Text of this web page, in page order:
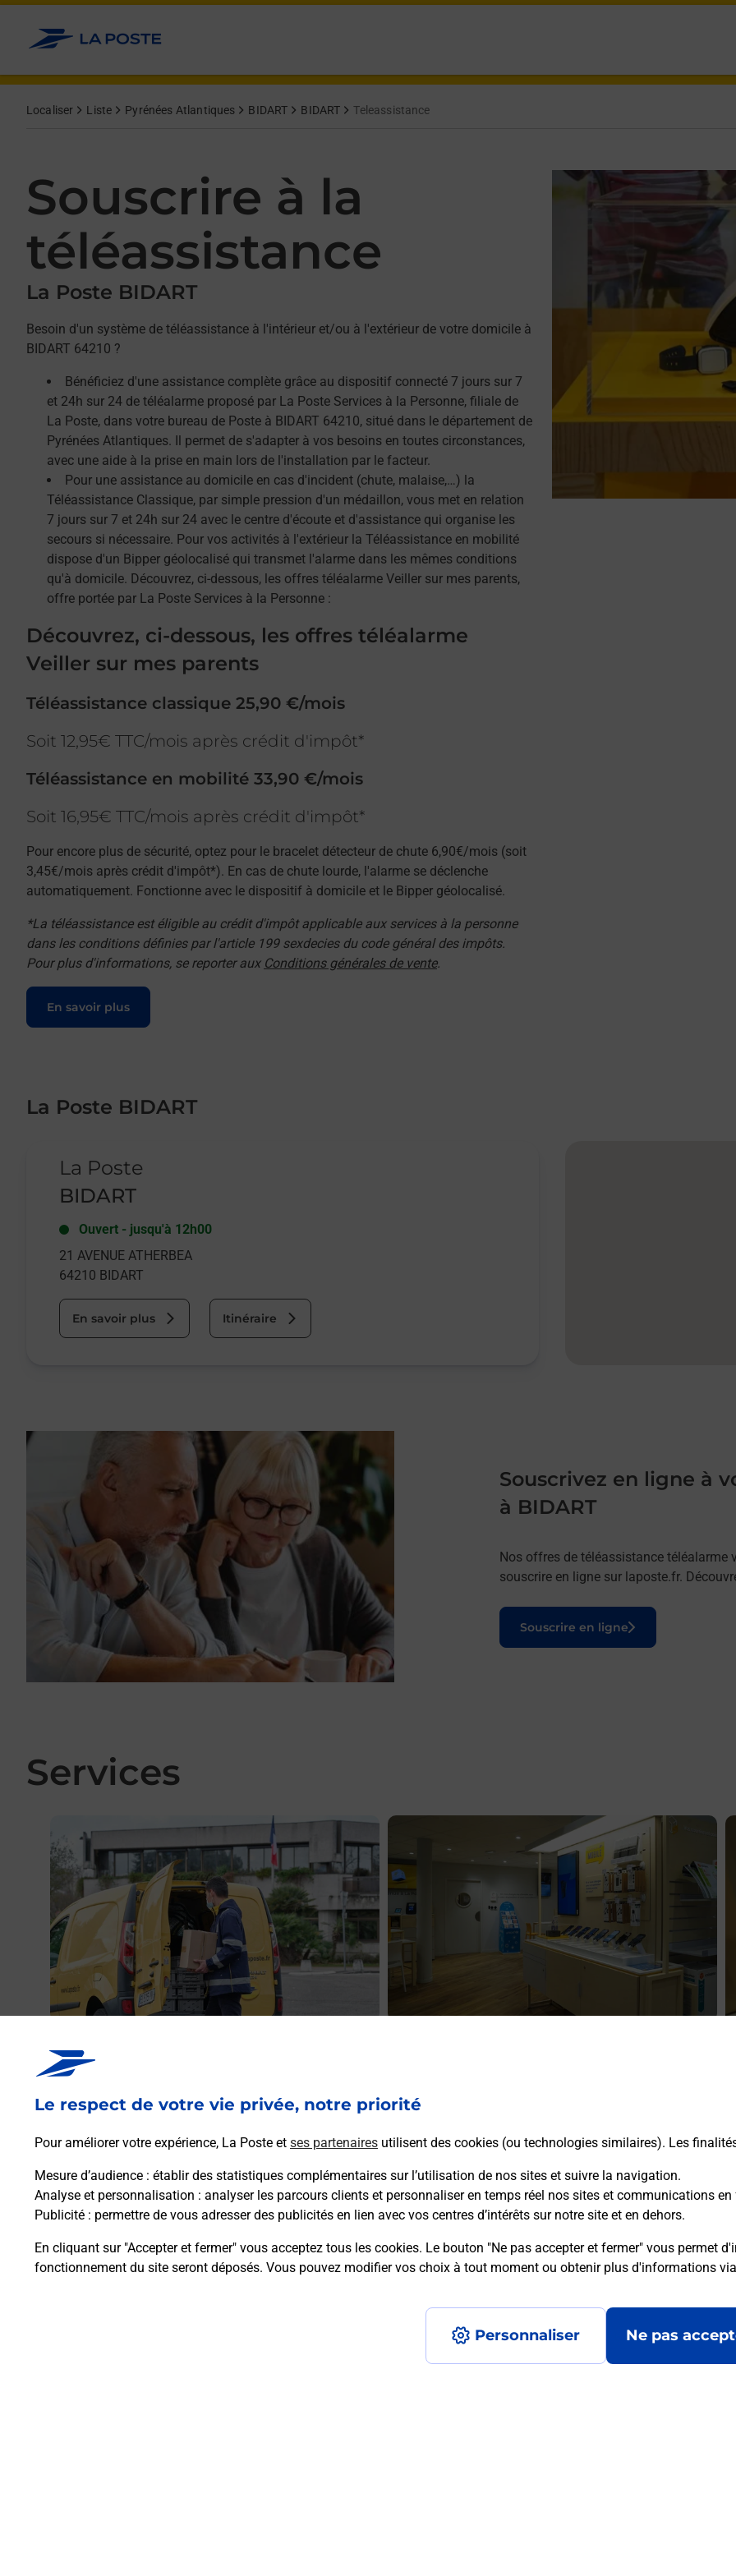
Le respect de votre vie privée, notre priorité
Pour améliorer votre expérience, La Poste et ses partenaires utilisent des cookies (ou technologies similaires). Les
Mesure d’audience : établir des statistiques complémentaires sur l’utilisation de nos sites et suivre la navigation.
Analyse et personnalisation : analyser les parcours clients et personnaliser en temps réel nos sites et communications
Publicité : permettre de vous adresser des publicités en lien avec vos centres d’intérêts sur notre site et en dehors.
En cliquant sur "Accepter et fermer" vous acceptez tous les cookies. Le bouton "Ne pas accepter et fermer" vous permet
fonctionnement du site seront déposés. Vous pouvez modifier vos choix à tout moment ou obtenir plus d'informations via
Personnaliser Ne pas
Allez au contenu
Localiser Liste Pyrénées Atlantiques BIDART BIDART Teleassistance
Souscrire à la
téléassistance
La Poste BIDART
Besoin d'un système de téléassistance à l'intérieur et/ou à l'extérieur de votre domicile à
BIDART 64210 ?
Bénéficiez d'une assistance complète grâce au dispositif connecté 7 jours sur 7
et 24h sur 24 de téléalarme proposé par La Poste Services à la Personne, filiale de
La Poste, dans votre bureau de Poste à BIDART 64210, situé dans le département de
Pyrénées Atlantiques. Il permet de s'adapter à vos besoins en toutes circonstances,
avec une aide à la prise en main lors de l'installation par le facteur.
Pour une assistance au domicile en cas d'incident (chute, malaise,…) la
Téléassistance Classique, par simple pression d'un médaillon, vous met en relation
7 jours sur 7 et 24h sur 24 avec le centre d'écoute et d'assistance qui organise les
secours si nécessaire. Pour vos activités à l'extérieur la Téléassistance en mobilité
dispose d'un Bipper géolocalisé qui transmet l'alarme dans les mêmes conditions
qu'à domicile. Découvrez, ci-dessous, les offres téléalarme Veiller sur mes parents,
offre portée par La Poste Services à la Personne :
Découvrez, ci-dessous, les offres téléalarme
Veiller sur mes parents
Téléassistance classique 25,90 €/mois
Soit 12,95€ TTC/mois après crédit d'impôt*
Téléassistance en mobilité 33,90 €/mois
Soit 16,95€ TTC/mois après crédit d'impôt*
Pour encore plus de sécurité, optez pour le bracelet détecteur de chute 6,90€/mois (soit
3,45€/mois après crédit d'impôt*). En cas de chute lourde, l'alarme se déclenche
automatiquement. Fonctionne avec le dispositif à domicile et le Bipper géolocalisé.
*La téléassistance est éligible au crédit d'impôt applicable aux services à la personne
dans les conditions définies par l'article 199 sexdecies du code général des impôts.
Pour plus d'informations, se reporter aux Conditions générales de vente.
En savoir plus
Le lien s'ouvre dans un nouvel onglet
La Poste BIDART
La Poste
BIDART
Ouvert - jusqu'à 12h00
21 AVENUE ATHERBEA
64210 BIDART
En savoir plus Itinéraire
Souscrivez en ligne à
à BIDART
Nos offres de téléassistance téléalarme
souscrire en ligne sur laposte.fr.
Souscrire en ligne
Le lien s'ouvre dans un nouvel onglet
Services
Vous souhaitez envoyer un colis depuis : BIDART
(64210) ? Découvrez toutes les solutions proposées par
La Poste.
En savoir plus
vous ? Découvrez notre offre de téléphones iPhone Apple
dans vos bureaux de Poste à BIDART (64210) !
Questions fréquemment posées
La téléassistance classique avec médaillon d’alarme qu’est ce que
Afficher ou masquer la réponse
Afficher ou masquer la réponse
Afficher ou masquer la réponse